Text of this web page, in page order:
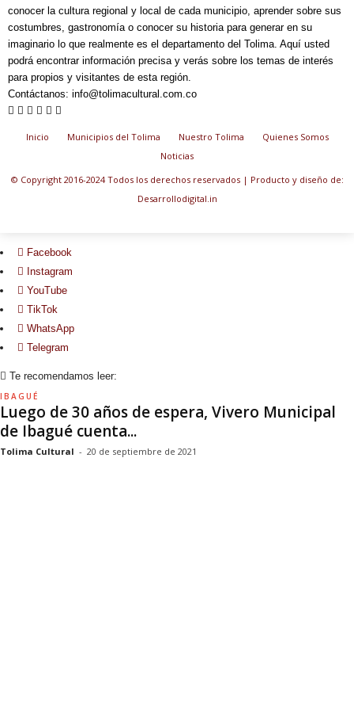
conocer la cultura regional y local de cada municipio, aprender sobre sus
costumbres, gastronomía o conocer su historia para generar en su
imaginario lo que realmente es el departamento del Tolima. Aquí usted
podrá encontrar información precisa y verás sobre los temas de interés
para propios y visitantes de esta región.
Contáctanos: info@tolimacultural.com.co
Inicio Municipios del Tolima Nuestro Tolima
Quienes Somos
Noticias
© Copyright 2016-2024 Todos los derechos reservados | Producto y diseño de:
Desarrollodigital.in
Facebook
Instagram
YouTube
TikTok
WhatsApp
Telegram
Te recomendamos leer:
IBAGUÉ
Luego de 30 años de espera, Vivero Municipal
de Ibagué cuenta...
Tolima Cultural - 20 de septiembre de 2021